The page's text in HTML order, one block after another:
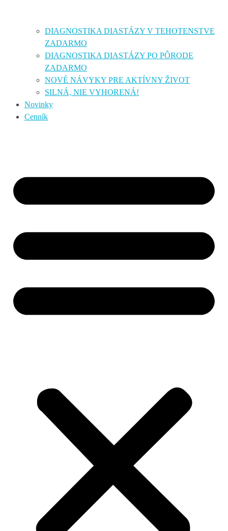
DIAGNOSTIKA DIASTÁZY V TEHOTENSTVE
ZADARMO
DIAGNOSTIKA DIASTÁZY PO PÔRODE
ZADARMO
NOVÉ NÁVYKY PRE AKTÍVNY ŽIVOT
SILNÁ, NIE VYHORENÁ!
Novinky
Cenník